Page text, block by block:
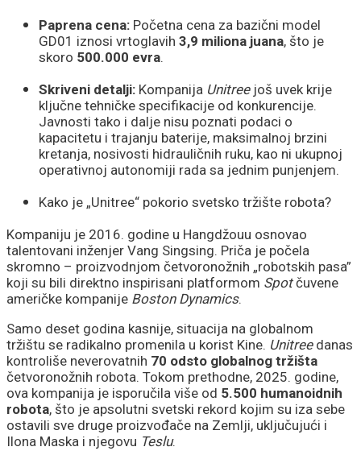
Paprena cena: Početna cena za bazični model
GD01 iznosi vrtoglavih 3,9 miliona juana, što je
skoro 500.000 evra.
Skriveni detalji: Kompanija Unitreejoš uvek krije
ključne tehničke specifikacije od konkurencije.
Javnosti tako i dalje nisu poznati podaci o
kapacitetu i trajanju baterije, maksimalnoj brzini
kretanja, nosivosti hidrauličnih ruku, kao ni ukupnoj
operativnoj autonomiji rada sa jednim punjenjem.
Kako je „Unitree“ pokorio svetsko tržište robota?
Kompaniju je 2016. godine u Hangdžouu osnovao
talentovani inženjer Vang Singsing. Priča je počela
skromno – proizvodnjom četvoronožnih „robotskih pasa”
koji su bili direktno inspirisani platformom Spotčuvene
američke kompanije Boston Dynamics.
Samo deset godina kasnije, situacija na globalnom
tržištu se radikalno promenila u korist Kine. Unitreedanas
kontroliše neverovatnih 70 odsto globalnog tržišta
četvoronožnih robota. Tokom prethodne, 2025. godine,
ova kompanija je isporučila više od 5.500 humanoidnih
robota, što je apsolutni svetski rekord kojim su iza sebe
ostavili sve druge proizvođače na Zemlji, uključujući i
Ilona Maska i njegovu Teslu.